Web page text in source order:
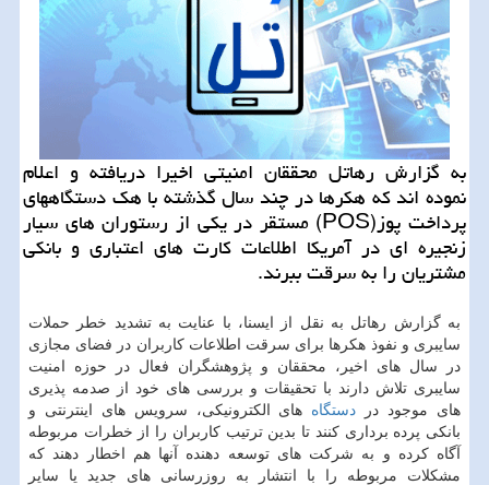
به گزارش رهاتل محققان امنیتی اخیرا دریافته و اعلام
نموده اند كه هكرها در چند سال گذشته با هك دستگاههای
پرداخت پوز(POS) مستقر در یكی از رستوران های سیار
زنجیره ای در آمریكا اطلاعات كارت های اعتباری و بانكی
مشتریان را به سرقت ببرند.
به گزارش رهاتل به نقل از ایسنا، با عنایت به تشدید خطر حملات
سایبری و نفوذ هكرها برای سرقت اطلاعات كاربران در فضای مجازی
در سال های اخیر، محققان و پژوهشگران فعال در حوزه امنیت
سایبری تلاش دارند با تحقیقات و بررسی های خود از صدمه پذیری
های موجود در دستگاه های الكترونیكی، سرویس های اینترنتی و
بانكی پرده برداری كنند تا بدین ترتیب كاربران را از خطرات مربوطه
آگاه كرده و به شركت های توسعه دهنده آنها هم اخطار دهند كه
مشكلات مربوطه را با انتشار به روزرسانی های جدید یا سایر